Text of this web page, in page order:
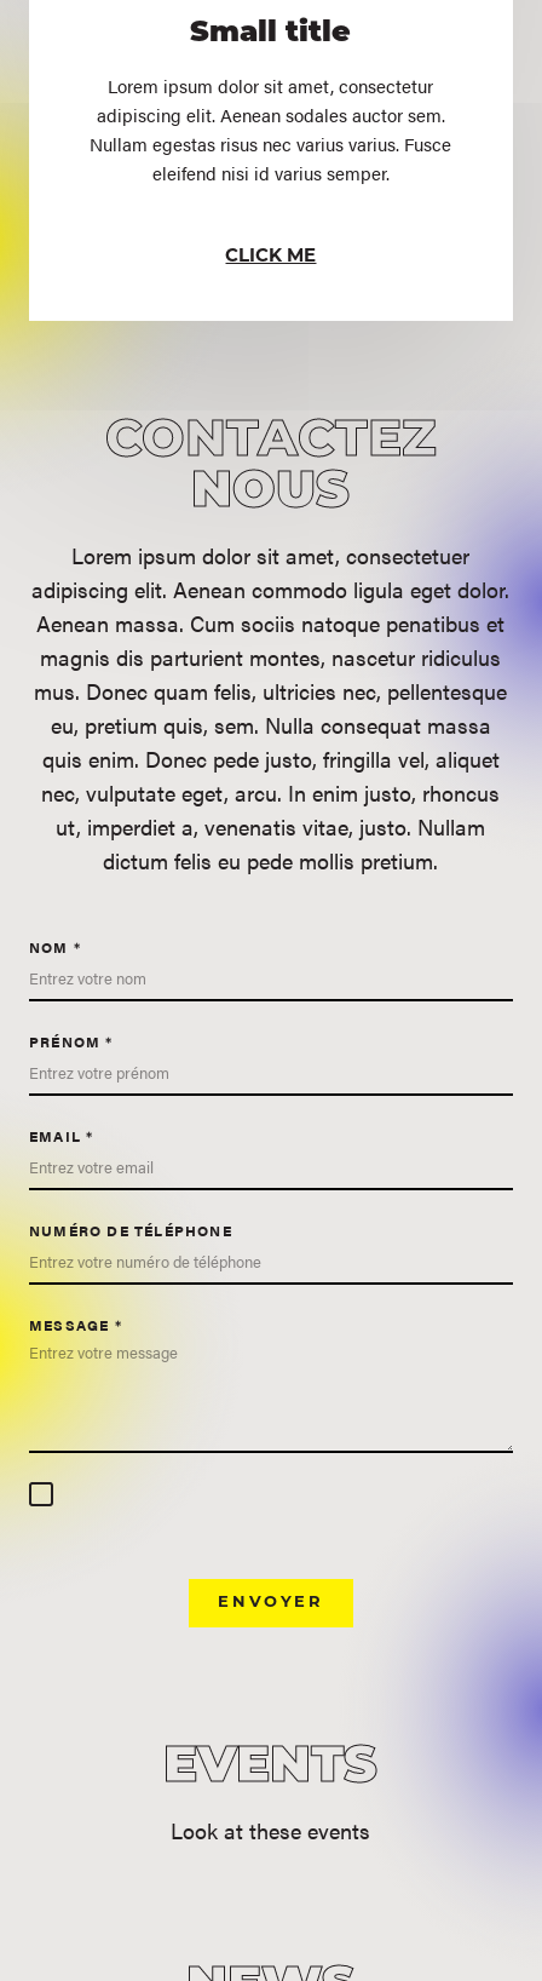
Small title
Lorem ipsum dolor sit amet, consectetur
adipiscing elit. Aenean sodales auctor sem.
Nullam egestas risus nec varius varius. Fusce
eleifend nisi id varius semper.
CLICK ME
CONTACTEZ
NOUS
Lorem ipsum dolor sit amet, consectetuer
adipiscing elit. Aenean commodo ligula eget dolor.
Aenean massa. Cum sociis natoque penatibus et
magnis dis parturient montes, nascetur ridiculus
mus. Donec quam felis, ultricies nec, pellentesque
eu, pretium quis, sem. Nulla consequat massa
quis enim. Donec pede justo, fringilla vel, aliquet
nec, vulputate eget, arcu. In enim justo, rhoncus
ut, imperdiet a, venenatis vitae, justo. Nullam
dictum felis eu pede mollis pretium.
NOM *
PRÉNOM *
EMAIL *
NUMÉRO DE TÉLÉPHONE
MESSAGE *
ENVOYER
EVENTS
Look at these events